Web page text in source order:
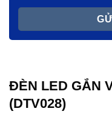
ĐÈN LED GẮN
(DTV028)